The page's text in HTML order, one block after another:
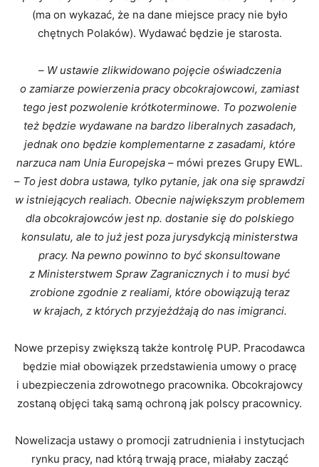
(ma on wykazać, że na dane miejsce pracy nie było
chętnych Polaków). Wydawać będzie je starosta.
–W ustawie zlikwidowano pojęcie oświadczenia
o zamiarze powierzenia pracy obcokrajowcowi, zamiast
tego jest pozwolenie krótkoterminowe. To pozwolenie
też będzie wydawane na bardzo liberalnych zasadach,
jednak ono będzie komplementarne z zasadami, które
narzuca nam Unia Europejska – mówi prezes Grupy EWL.
– To jest dobra ustawa, tylko pytanie, jak ona się sprawdzi
w istniejących realiach. Obecnie największym problemem
dla obcokrajowców jest np. dostanie się do polskiego
konsulatu, ale to już jest poza jurysdykcją ministerstwa
pracy. Na pewno powinno to być skonsultowane
z Ministerstwem Spraw Zagranicznych i to musi być
zrobione zgodnie z realiami, które obowiązują teraz
w krajach, z których przyjeżdżają do nas imigranci.
Nowe przepisy zwiększą także kontrolę PUP. Pracodawca
będzie miał obowiązek przedstawienia umowy o pracę
i ubezpieczenia zdrowotnego pracownika. Obcokrajowcy
zostaną objęci taką samą ochroną jak polscy pracownicy.
Nowelizacja ustawy o promocji zatrudnienia i instytucjach
rynku pracy, nad którą trwają prace, miałaby zacząć